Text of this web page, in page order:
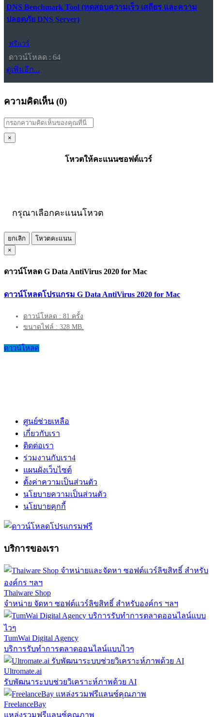
DNS Benchmark Tool (ทดสอบความเร็ว เสถียร และความ
ปลอดภัย DNS Server)
ฟรีแวร์
ดาวน์โหลด : 64
ดูเพิ่มอีก...
ความคิดเห็น (0)
×
โหวตให้คะแนนซอฟต์แวร์
กรุณาเลือกคะแนนโหวต
ยกเลิก
โหวตคะแนน
×
ดาวน์โหลด G Data AntiVirus 2020 for Mac
ดาวน์โหลดโปรแกรม G Data AntiVirus 2020 for Mac
ดาวน์โหลด : 81 ครั้ง
ขนาดไฟล์ : 328 MB.
ดาวน์โหลด
ศูนย์ช่วยเหลือ
เกี่ยวกับเรา
ติดต่อเรา
ร่วมงานกับเรา4
แผนผังเว็บไซต์
ตั้งค่าความเป็นส่วนตัว
นโยบายความเป็นส่วนตัว
นโยบายคุกกี้
บริการของเรา
Thaiware Shop
จำหน่าย จัดหา ซอฟต์แวร์ลิขสิทธิ์ สำหรับองค์กร ฯลฯ
TumWai Digital Agency
บริการรับทำการตลาดออนไลน์แบบไวๆ
Ultromate.ai
รับพัฒนาระบบช่วยวิเคราะห์ภาพด้วย AI
FreelanceBay
แหล่งรวมฟรีแลนซ์คุณภาพ